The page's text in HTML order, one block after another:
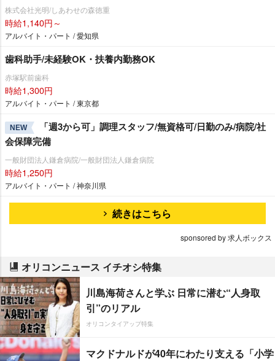
株式会社光明/しあわせの森徳重
時給1,140円～
アルバイト・パート / 愛知県
歯科助手/未経験OK・扶養内勤務OK
赤塚駅前歯科
時給1,300円
アルバイト・パート / 東京都
NEW
「週3から可」調理スタッフ/無資格可/日勤のみ/病院/社
会保障完備
一般財団法人鎌倉病院/一般財団法人鎌倉病院
時給1,250円
アルバイト・パート / 神奈川県
続きはこちら
sponsored by 求人ボックス
オリコンニュース イチオシ特集
川島海荷さんと学ぶ 日常に潜む“人身取
引”のリアル
オリコンタイアップ特集
マクドナルドが40年にわたり支える「小学